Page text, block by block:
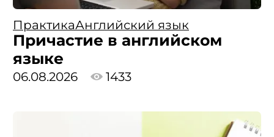
ПрактикаАнглийский язык
Причастие в английском
языке
06.08.2026 1433